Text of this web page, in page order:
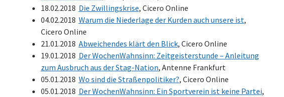
18.02.2018 Die Zwillingskrise, Cicero Online
04.02.2018 Warum die Niederlage der Kurden auch unsere ist,
Cicero Online
21.01.2018 Abweichendes klärt den Blick, Cicero Online
19.01.2018 Der WochenWahnsinn: Zeitgeisterstunde – Anleitung
zum Ausbruch aus der Stag-Nation, Antenne Frankfurt
05.01.2018 Wo sind die Straßenpolitiker?, Cicero Online
05.01.2018 Der WochenWahnsinn: Ein Sportverein ist keine Partei,